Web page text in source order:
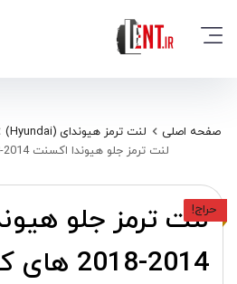
صفحه اصلی لنت ترمز هیوندای (Hyundai)
لنت ترمز جلو هیوندا اکسنت 2014-2018 های کیو (HiQ)
لنت ترمز جلو
2014-2018 های کیو (HIQ)
حراج!